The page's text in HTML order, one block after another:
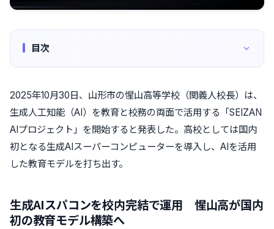
目次
2025年10月30日、山形市の惺山高等学校（関義人校長）は、
生成人工知能（AI）を教育と校務の両面で活用する「SEIZAN
AIプロジェクト」を開始すると発表した。高校としては国内
初となる生成AIスーパーコンピューターを導入し、AIを活用
した教育モデルを打ち出す。
生成AIスパコンを校内完結で運用 惺山高が国内
初の教育モデル構築へ